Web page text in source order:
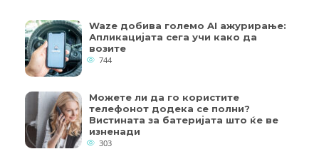
Waze добива големо AI ажурирање:
Апликацијата сега учи како да
возите
744
Можете ли да го користите
телефонот додека се полни?
Вистината за батеријата што ќе ве
изненади
303